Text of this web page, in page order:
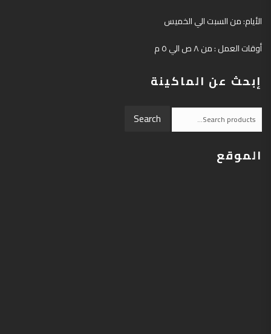
الأيام: من السبت الي الخميس
أوقات العمل : من ٨ ص الي ٥ م
إبحث عن الماكينة
Search
for:
Search
الموقع